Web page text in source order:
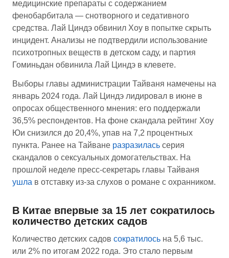
медицинские препараты с содержанием
фенобарбитала — снотворного и седативного
средства. Лай Циндэ обвинил Хоу в попытке скрыть
инцидент. Анализы не подтвердили использование
психотропных веществ в детском саду, и партия
Гоминьдан обвинила Лай Циндэ в клевете.
Выборы главы администрации Тайваня намечены на
январь 2024 года. Лай Циндэ лидировал в июне в
опросах общественного мнения: его поддержали
36,5% респондентов. На фоне скандала рейтинг Хоу
Юи снизился до 20,4%, упав на 7,2 процентных
пункта. Ранее на Тайване разразилась серия
скандалов о сексуальных домогательствах. На
прошлой неделе пресс-секретарь главы Тайваня
ушла в отставку из-за слухов о романе с охранником.
В Китае впервые за 15 лет сократилось
количество детских садов
Количество детских садов сократилось на 5,6 тыс.
или 2% по итогам 2022 года. Это стало первым